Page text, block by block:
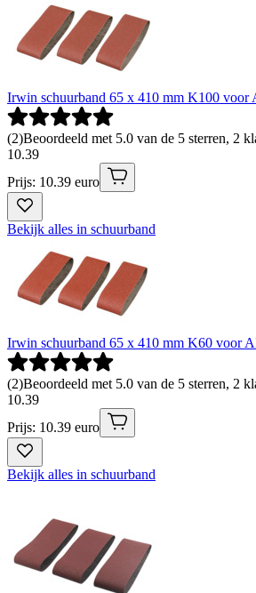
Irwin schuurband 65 x 410 mm K100 voor
(2)Beoordeeld met 5.0 van de 5 sterren, 2
10.39
Prijs: 10.39 euro
Bekijk alles in schuurband
Irwin schuurband 65 x 410 mm K60 voor
(2)Beoordeeld met 5.0 van de 5 sterren, 2
10.39
Prijs: 10.39 euro
Bekijk alles in schuurband